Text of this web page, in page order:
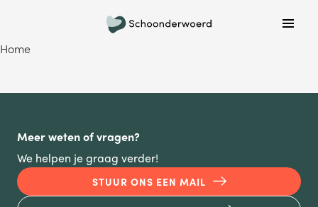
Home
Meer weten of vragen?
We helpen je graag verder!
STUUR ONS EEN MAIL
Plan een belafspraak
en we bellen je!
MA DI
ONDERWERP